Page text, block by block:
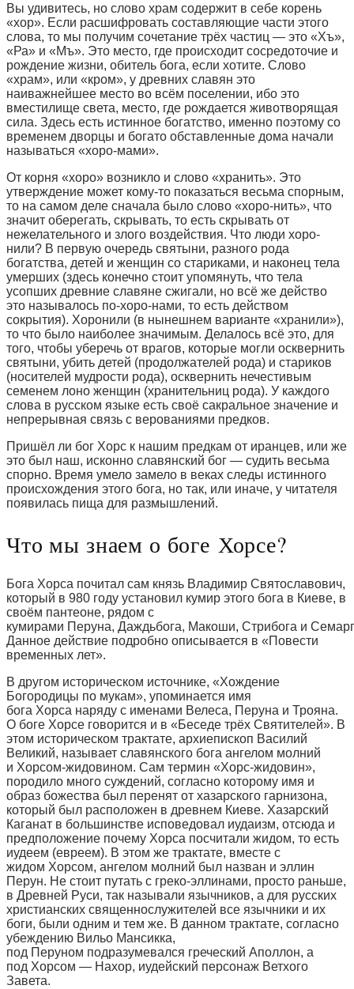
Вы удивитесь, но слово храм содержит в себе корень
«хор». Если расшифровать составляющие части этого
слова, то мы получим сочетание трёх частиц — это «Хъ»,
«Ра» и «Мъ». Это место, где происходит сосредоточие и
рождение жизни, обитель бога, если хотите. Слово
«храм», или «кром», у древних славян это
наиважнейшее место во всём поселении, ибо это
вместилище света, место, где рождается животворящая
сила. Здесь есть истинное богатство, именно поэтому со
временем дворцы и богато обставленные дома начали
называться «хоро-мами».
От корня «хоро» возникло и слово «хранить». Это
утверждение может кому-то показаться весьма спорным,
то на самом деле сначала было слово «хоро-нить», что
значит оберегать, скрывать, то есть скрывать от
нежелательного и злого воздействия. Что люди хоро-
нили? В первую очередь святыни, разного рода
богатства, детей и женщин со стариками, и наконец тела
умерших (здесь конечно стоит упомянуть, что тела
усопших древние славяне сжигали, но всё же действо
это называлось по-хоро-нами, то есть действом
сокрытия). Хоронили (в нынешнем варианте «хранили»),
то что было наиболее значимым. Делалось всё это, для
того, чтобы уберечь от врагов, которые могли осквернить
святыни, убить детей (продолжателей рода) и стариков
(носителей мудрости рода), осквернить нечестивым
семенем лоно женщин (хранительниц рода). У каждого
слова в русском языке есть своё сакральное значение и
непрерывная связь с верованиями предков.
Пришёл ли бог Хорс к нашим предкам от иранцев, или же
это был наш, исконно славянский бог — судить весьма
спорно. Время умело замело в веках следы истинного
происхождения этого бога, но так, или иначе, у читателя
появилась пища для размышлений.
Что мы знаем о боге Хорсе?
Бога Хорса почитал сам князь Владимир Святославович,
который в 980 году установил кумир этого бога в Киеве, в
своём пантеоне, рядом с
кумирами Перуна, Даждьбога, Макоши, Стрибога и
Данное действие подробно описывается в «Повести
временных лет».
В другом историческом источнике, «Хождение
Богородицы по мукам», упоминается имя
бога Хорса наряду с именами Велеса, Перуна и Трояна.
О боге Хорсе говорится и в «Беседе трёх Святителей». В
этом историческом трактате, архиепископ Василий
Великий, называет славянского бога ангелом молний
и Хорсом-жидовином. Сам термин «Хорс-жидовин»,
породило много суждений, согласно которому имя и
образ божества был перенят от хазарского гарнизона,
который был расположен в древнем Киеве. Хазарский
Каганат в большинстве исповедовал иудаизм, отсюда и
предположение почему Хорса посчитали жидом, то есть
иудеем (евреем). В этом же трактате, вместе с
жидом Хорсом, ангелом молний был назван и эллин
Перун. Не стоит путать с греко-эллинами, просто раньше,
в Древней Руси, так называли язычников, а для русских
христианских священнослужителей все язычники и их
боги, были одним и тем же. В данном трактате, согласно
убеждению Вильо Мансикка,
под Перуном подразумевался греческий Аполлон, а
под Хорсом — Нахор, иудейский персонаж Ветхого
Завета.